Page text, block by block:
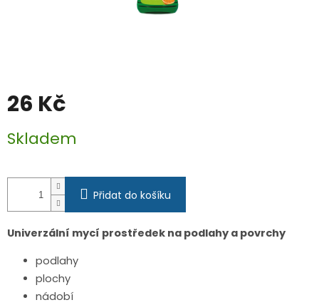
26 Kč
cena:
Skladem
Přidat do košíku
Univerzální mycí prostředek na podlahy a povrchy
podlahy
plochy
nádobí